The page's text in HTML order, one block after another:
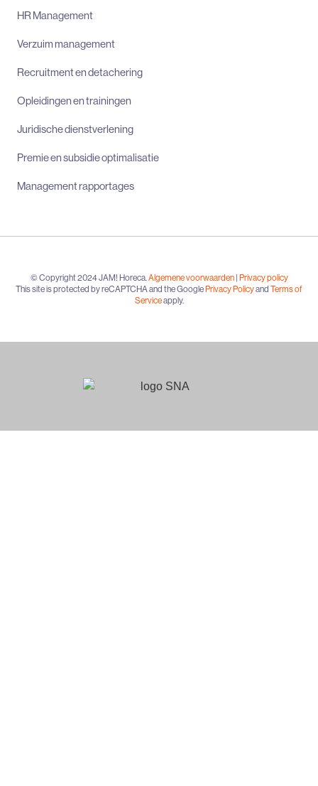
HR Management
Verzuim management
Recruitment en detachering
Opleidingen en trainingen
Juridische dienstverlening
Premie en subsidie optimalisatie
Management rapportages
© Copyright 2024 JAM! Horeca.Algemene voorwaarden| Privacy policy
This site is protected by reCAPTCHA and the Google Privacy Policyand Terms of
Serviceapply.